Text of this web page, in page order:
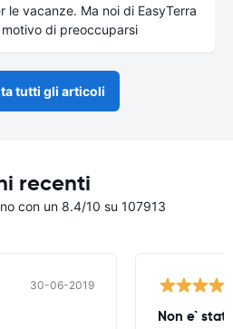
le vacanze. Ma noi di EasyTerra
di preoccuparsi
tutti gli articoli
recenti
con un 8.4/10 su 107913
30-06-2019
Non e`